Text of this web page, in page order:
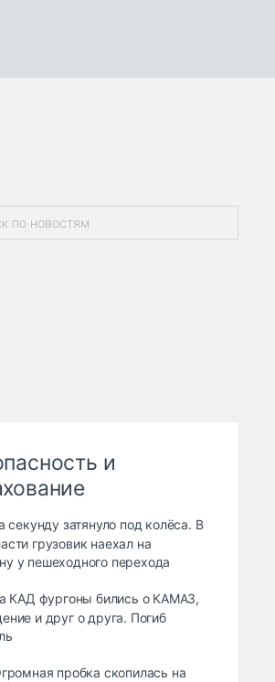
и
секунду затянуло под колёса. В
грузовик наехал на
у пешеходного перехода
КАД фургоны бились о КАМАЗ,
и друг о друга. Погиб
пробка скопилась на